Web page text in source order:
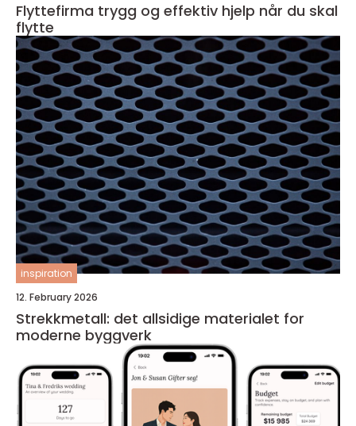
Flyttefirma trygg og effektiv hjelp når du skal
flytte
inspiration
12. February 2026
Strekkmetall: det allsidige materialet for
moderne byggverk